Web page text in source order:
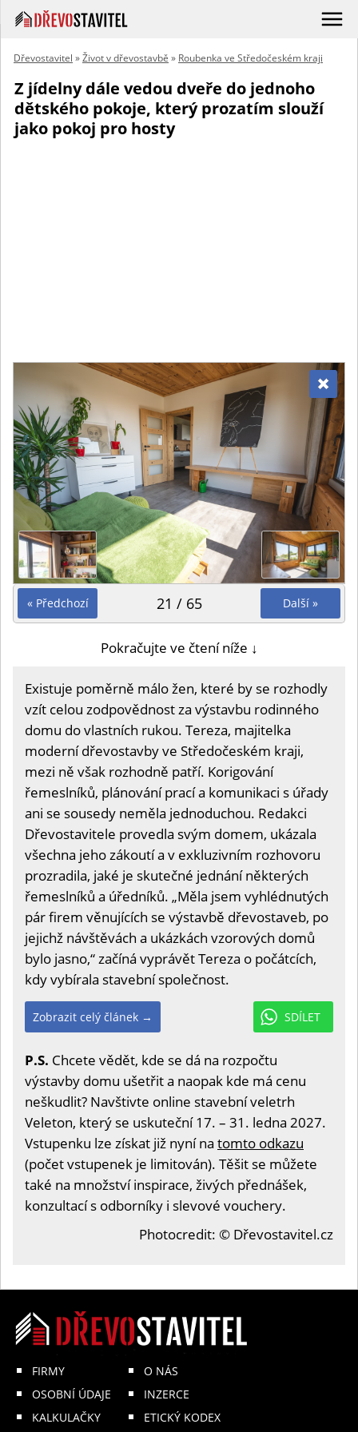
Dřevostavitel »Život v dřevostavbě » Roubenka ve Středočeském kraji
Z jídelny dále vedou dveře do jednoho
dětského pokoje, který prozatím slouží
jako pokoj pro hosty
« Předchozí Další »
21 / 65
Pokračujte ve čtení níže ↓
Existuje poměrně málo žen, které by se rozhodly
vzít celou zodpovědnost za výstavbu rodinného
domu do vlastních rukou. Tereza, majitelka
moderní dřevostavby ve Středočeském kraji,
mezi ně však rozhodně patří. Korigování
řemeslníků, plánování prací a komunikaci s úřady
ani se sousedy neměla jednoduchou. Redakci
Dřevostavitele provedla svým domem, ukázala
všechna jeho zákoutí a v exkluzivním rozhovoru
prozradila, jaké je skutečné jednání některých
řemeslníků a úředníků. „Měla jsem vyhlédnutých
pár firem věnujících se výstavbě dřevostaveb, po
jejichž návštěvách a ukázkách vzorových domů
bylo jasno,“ začíná vyprávět Tereza o počátcích,
kdy vybírala stavební společnost.
SDÍLET
Zobrazit celý článek →
P.S. Chcete vědět, kde se dá na rozpočtu
výstavby domu ušetřit a naopak kde má cenu
neškudlit? Navštivte online stavební veletrh
Veleton, který se uskuteční 17. – 31. ledna 2027.
Vstupenku lze získat již nyní na tomto odkazu
(počet vstupenek je limitován). Těšit se můžete
také na množství inspirace, živých přednášek,
konzultací s odborníky i slevové vouchery.
Photocredit: © Dřevostavitel.cz
FIRMY
OSOBNÍ ÚDAJE
KALKULAČKY
O NÁS
INZERCE
ETICKÝ KODEX